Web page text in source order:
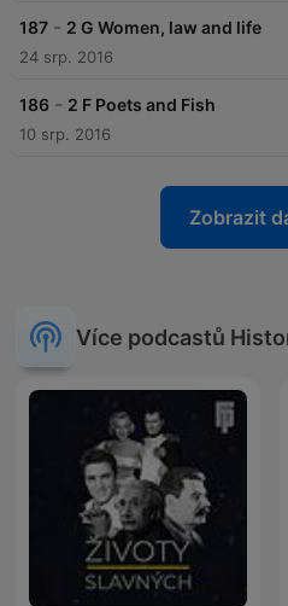
187 - 2 G Women, law and life
24 srp. 2016
186 - 2 F Poets and Fish
10 srp. 2016
Zobrazit
Více podcastů